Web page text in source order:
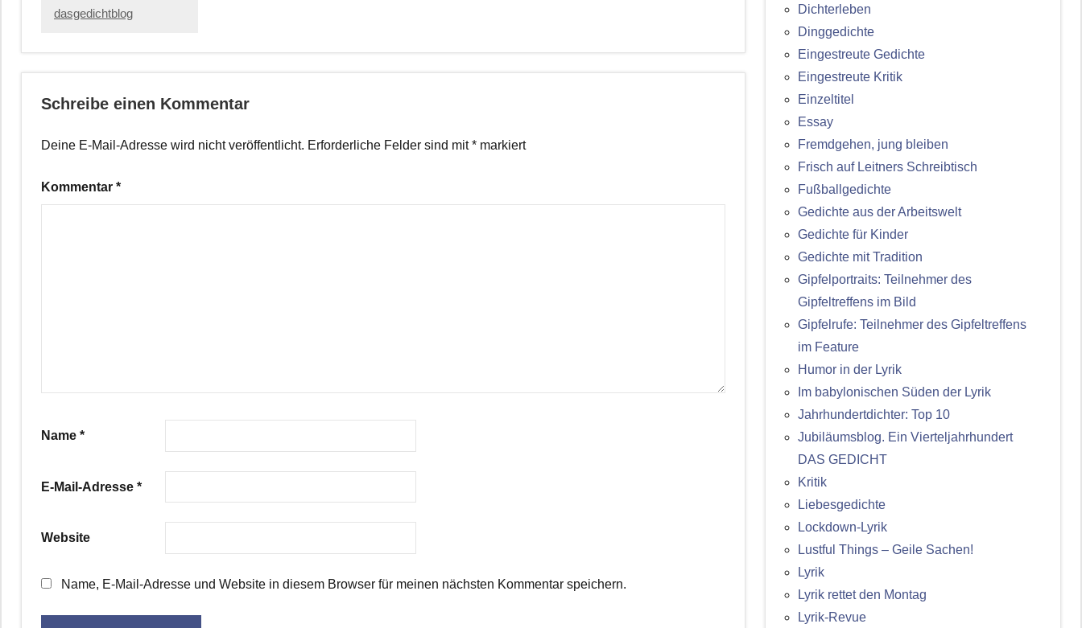
dasgedichtblog
Schreibe einen Kommentar
Deine E-Mail-Adresse wird nicht veröffentlicht. Erforderliche Felder sind mit* markiert
Kommentar *
Name *
E-Mail-Adresse *
Website
Name, E-Mail-Adresse und Website in diesem Browser für meinen nächsten Kommentar speichern.
Dichterleben
Dinggedichte
Eingestreute Gedichte
Eingestreute Kritik
Einzeltitel
Essay
Fremdgehen, jung bleiben
Frisch auf Leitners Schreibtisch
Fußballgedichte
Gedichte aus der Arbeitswelt
Gedichte für Kinder
Gedichte mit Tradition
Gipfelportraits: Teilnehmer des
Gipfeltreffens im Bild
Gipfelrufe: Teilnehmer des Gipfeltreffens
im Feature
Humor in der Lyrik
Im babylonischen Süden der Lyrik
Jahrhundertdichter: Top 10
Jubiläumsblog. Ein Vierteljahrhundert
DAS GEDICHT
Kritik
Liebesgedichte
Lockdown-Lyrik
Lustful Things – Geile Sachen!
Lyrik
Lyrik rettet den Montag
Lyrik-Revue